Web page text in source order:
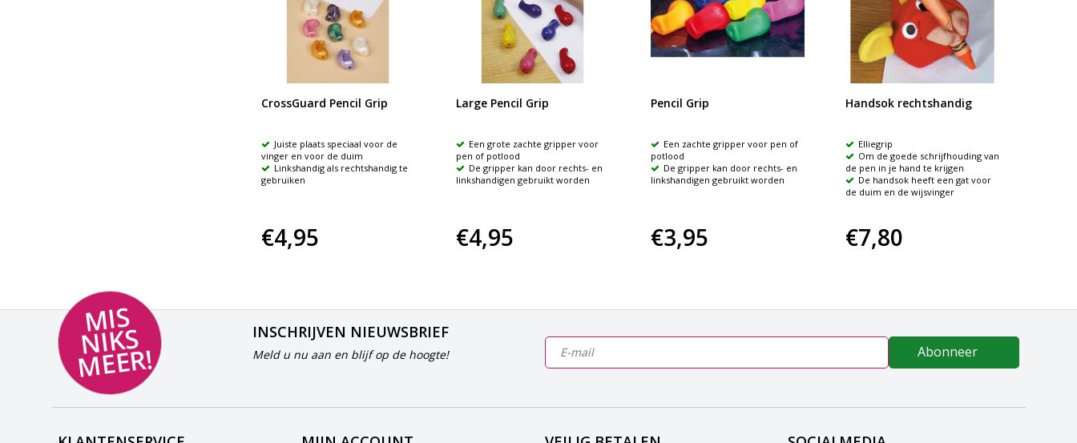
CrossGuard Pencil Grip
Juiste plaats speciaal voor de
vinger en voor de duim
Linkshandig als rechtshandig te
gebruiken
€4,95
Large Pencil Grip
Een grote zachte gripper voor
pen of potlood
De gripper kan door rechts- en
linkshandigen gebruikt worden
€4,95
Pencil Grip
Een zachte gripper voor pen of
potlood
De gripper kan door rechts- en
linkshandigen gebruikt worden
€3,95
Handsok rechtshandig
Elliegrip
Om de goede schrijfhouding van
de pen in je hand te krijgen
De handsok heeft een gat voor
de duim en de wijsvinger
€7,80
MI
S
NI
K
S
M
E
E
R!
INSCHRIJVEN NIEUWSBRIEF
Meld u nu aan en blijf op de hoogte! Abonneer